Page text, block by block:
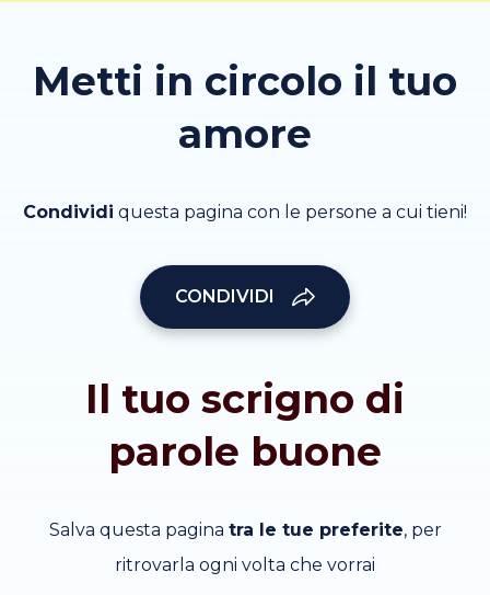
Metti in circolo il tuo
amore
Condividi questa pagina con le persone a cui tieni!
CONDIVIDI
Il tuo scrigno di
parole buone
Salva questa pagina tra le tue preferite, per
ritrovarla ogni volta che vorrai